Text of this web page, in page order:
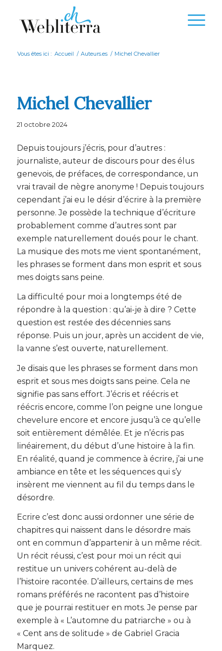
Vous êtes ici : Accueil / Auteurs.es / Michel Chevallier
Michel Chevallier
21 octobre 2024
Depuis toujours j’écris, pour d’autres :
journaliste, auteur de discours pour des élus
genevois, de préfaces, de correspondance, un
vrai travail de nègre anonyme ! Depuis toujours
cependant j’ai eu le désir d’écrire à la première
personne. Je possède la technique d’écriture
probablement comme d’autres sont par
exemple naturellement doués pour le chant.
La musique des mots me vient spontanément,
les phrases se forment dans mon esprit et sous
mes doigts sans peine.
La difficulté pour moi a longtemps été de
répondre à la question : qu’ai-je à dire ? Cette
question est restée des décennies sans
réponse. Puis un jour, après un accident de vie,
la vanne s’est ouverte, naturellement.
Je disais que les phrases se forment dans mon
esprit et sous mes doigts sans peine. Cela ne
signifie pas sans effort. J’écris et réécris et
réécris encore, comme l’on peigne une longue
chevelure encore et encore jusqu’à ce qu’elle
soit entièrement démêlée. Et je n’écris pas
linéairement, du début d’une histoire à la fin.
En réalité, quand je commence à écrire, j’ai une
ambiance en tête et les séquences qui s’y
insèrent me viennent au fil du temps dans le
désordre.
Ecrire c’est donc aussi ordonner une série de
chapitres qui naissent dans le désordre mais
ont en commun d’appartenir à un même récit.
Un récit réussi, c’est pour moi un récit qui
restitue un univers cohérent au-delà de
l’histoire racontée. D’ailleurs, certains de mes
romans préférés ne racontent pas d’histoire
que je pourrai restituer en mots. Je pense par
exemple à « L’automne du patriarche » ou à
« Cent ans de solitude » de Gabriel Gracia
Marquez.